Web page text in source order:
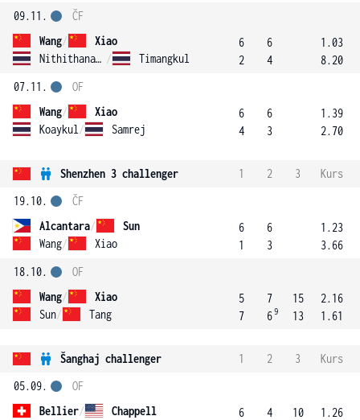
09.11.
Wang/
Xiao
Nithithananont / Timangkul
ČF
6
2
6
4
1.03
8.20
07.11.
Wang/
Xiao
Koaykul / Samrej
OF
6
4
6
3
1.39
2.70
Shenzhen 3 challenger 1 2 3
Kurs
19.10.
Alcantara/
Sun
Wang/ Xiao
ČF
6
1
6
3
1.23
3.66
18.10.
Wang/
Xiao
Sun/ Tang
OF
5
7
7
69
15
13
2.16
1.61
Šanghaj challenger 1 2 3
Kurs
05.09.
Bellier/
Chappell
OF
6
4
10
1.26